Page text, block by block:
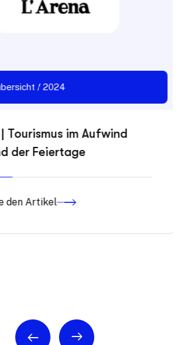
/ 2024
Tourismus im Aufwind
der Feiertage
den Artikel